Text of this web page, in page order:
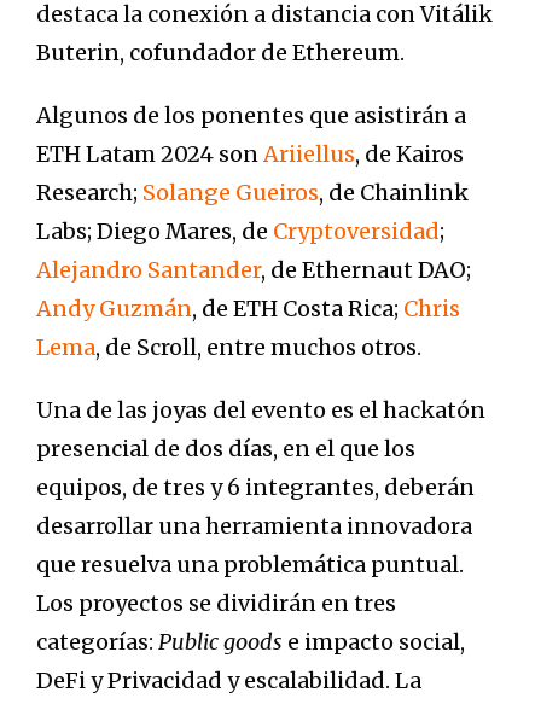
destaca la conexión a distancia con Vitálik
Buterin, cofundador de Ethereum.
Algunos de los ponentes que asistirán a
ETH Latam 2024 sonAriiellus, de Kairos
Research; Solange Gueiros, de Chainlink
Labs; Diego Mares, de Cryptoversidad;
Alejandro Santander, de Ethernaut DAO;
Andy Guzmán, de ETH Costa Rica; Chris
Lema, de Scroll, entre muchos otros.
Una de las joyas del evento es el hackatón
presencial de dos días, en el que los
equipos, de tres y 6 integrantes, deberán
desarrollar una herramienta innovadora
que resuelva una problemática puntual.
Los proyectos se dividirán en tres
categorías: Public goods e impacto social,
DeFi y Privacidad y escalabilidad. La